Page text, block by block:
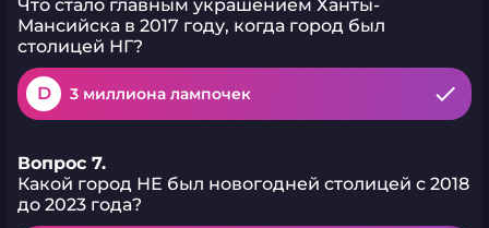
Что стало главным украшением Ханты-
Мансийска в 2017 году, когда город был
столицей НГ?
D 3 миллиона лампочек
Вопрос 7.
Какой город НЕ был новогодней столицей с 2018
до 2023 года?